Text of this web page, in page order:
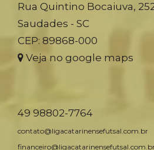
Rua Quintino Bocaiuva,
Saudades - SC
CEP: 89868-000
Veja no google maps
49 98802-7764
contato@ligacatarinensefutsal.com.br